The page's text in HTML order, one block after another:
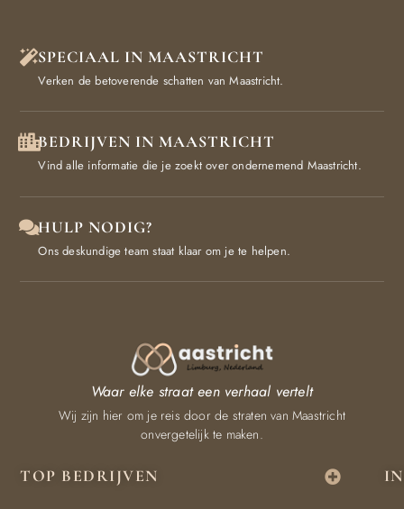
SPECIAAL IN MAASTRICHT
Verken de betoverende schatten van Maastricht.
BEDRIJVEN IN MAASTRICHT
Vind alle informatie die je zoekt over ondernemend Maastricht.
HULP NODIG?
Ons deskundige team staat klaar om je te helpen.
TOP BEDRIJVEN
Waar elke straat een verhaal vertelt
Wij zijn hier om je reis door de straten van Maastricht
onvergetelijk te maken.